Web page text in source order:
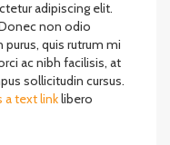
adipiscing elit.
non odio
quis rutrum mi
ac nibh facilisis, at
sollicitudin cursus.
a text linklibero